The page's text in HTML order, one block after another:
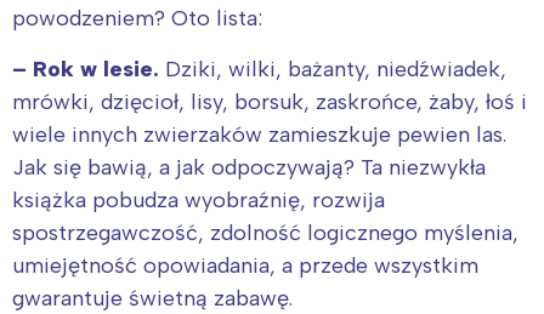
powodzeniem? Oto lista:
– Rok w lesie. Dziki, wilki, bażanty, niedźwiadek,
mrówki, dzięcioł, lisy, borsuk, zaskrońce, żaby, łoś i
wiele innych zwierzaków zamieszkuje pewien las.
Jak się bawią, a jak odpoczywają? Ta niezwykła
książka pobudza wyobraźnię, rozwija
spostrzegawczość, zdolność logicznego myślenia,
umiejętność opowiadania, a przede wszystkim
gwarantuje świetną zabawę.